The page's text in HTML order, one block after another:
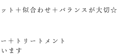
ト＋似合わせ＋バランスが大切☆
＋トリートメント
ます